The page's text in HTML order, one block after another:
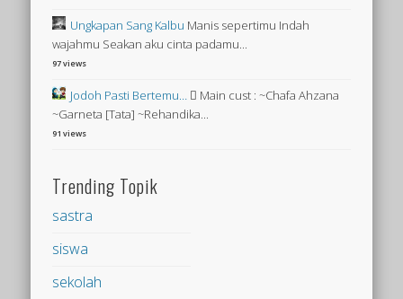
Ungkapan Sang Kalbu Manis sepertimu Indah
wajahmu Seakan aku cinta padamu...
97 views
Jodoh Pasti Bertemu…  Main cust : ~Chafa Ahzana
~Garneta [Tata] ~Rehandika...
91 views
Trending Topik
sastra
siswa
sekolah